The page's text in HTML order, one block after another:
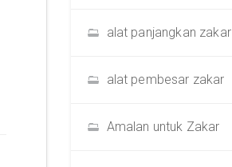
alat panjangkan zakar
alat pembesar zakar
Amalan untuk Zakar